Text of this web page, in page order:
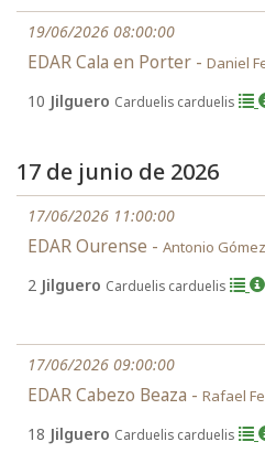
19/06/2026 08:00:00
EDAR Cala en Porter - Daniel
10 Jilguero Carduelis carduelis
17 de junio de 2026
17/06/2026 11:00:00
EDAR Ourense - Antonio
2 Jilguero Carduelis carduelis
17/06/2026 09:00:00
EDAR Cabezo Beaza - Rafael
18 Jilguero Carduelis carduelis